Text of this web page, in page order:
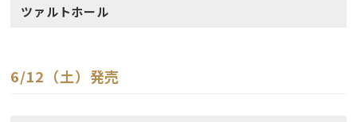
ツァルトホール
6/12（土）発売